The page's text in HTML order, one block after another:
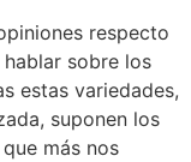
respecto
sobre los
estas variedades,
suponen los
más nos